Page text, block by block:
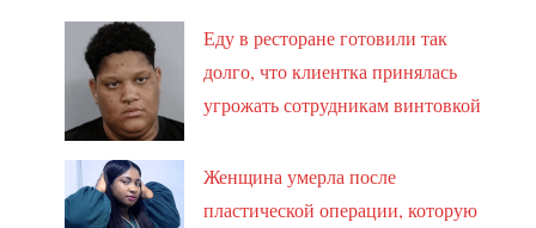
Еду в ресторане готовили так
долго, что клиентка принялась
угрожать сотрудникам винтовкой
Женщина умерла после
пластической операции, которую